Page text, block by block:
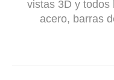
vistas 3D y todos
acero, barras